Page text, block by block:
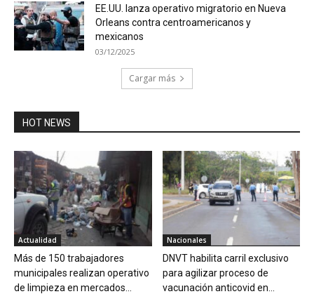
EE.UU. lanza operativo migratorio en Nueva
Orleans contra centroamericanos y
mexicanos
03/12/2025
Cargar más
HOT NEWS
Actualidad
Más de 150 trabajadores
municipales realizan operativo
de limpieza en mercados...
Nacionales
DNVT habilita carril exclusivo
para agilizar proceso de
vacunación anticovid en...